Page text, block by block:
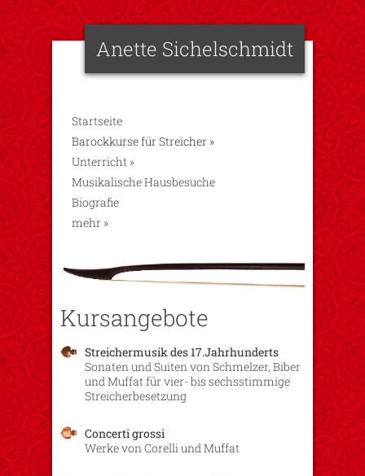
Anette Sichelschmidt
Startseite
Barockkurse für Streicher »
Unterricht »
Musikalische Hausbesuche
Biografie
mehr »
Kursangebote
Streichermusik des 17.Jahrhunderts
Sonaten und Suiten von Schmelzer, Biber
und Muffat für vier- bis sechsstimmige
Streicherbesetzung
Concerti grossi
Werke von Corelli und Muffat